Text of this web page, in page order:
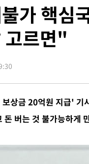
생산 결과 발표 8월 중 예
급락
백승주·윤난실
출발
린 6478.75 개장
사상 최대
가능성도
불, 방화선 일부 구축
801.67 마감
가 핵심
고르면"
상금 20억원 지급' 기
버는 것 불가능하게